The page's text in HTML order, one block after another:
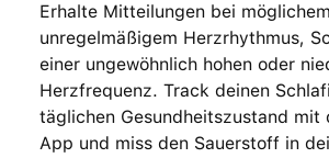
Erhalte Mitteilungen bei
unregelmäßigem Herzrhythmus,
einer ungewöhnlich hohen oder
Herzfrequenz. Track deinen
täglichen Gesundheitszustand mit
App und miss den Sauerstoff in